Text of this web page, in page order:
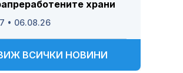
храни
• 06.08.26
ВСИЧКИ НОВИНИ